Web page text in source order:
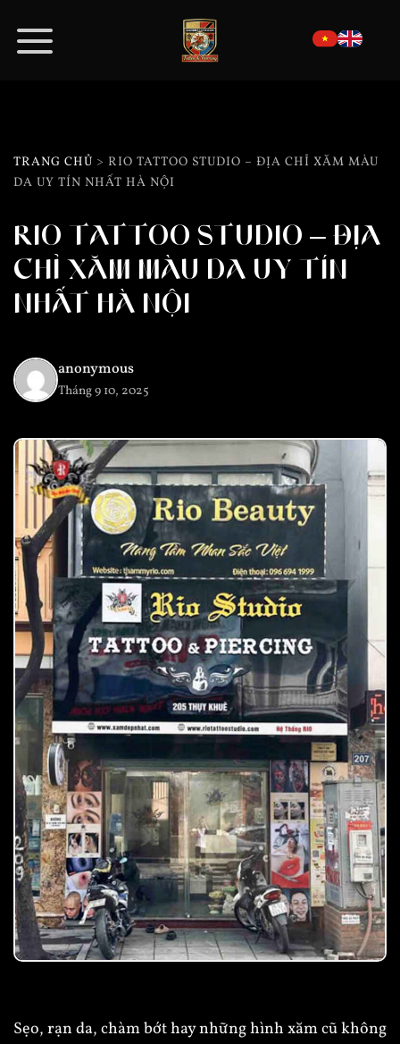
qua
TRANG CHỦ > RIO TATTOO STUDIO – ĐỊA CHỈ XĂM MÀU
DA UY TÍN NHẤT HÀ NỘI
RIO TATTOO STUDIO – ĐỊA
CHỈ XĂM MÀU DA UY TÍN
NHẤT HÀ NỘI
anonymous
Tháng 9 10, 2025
Sẹo, rạn da, chàm bớt hay những hình xăm cũ không